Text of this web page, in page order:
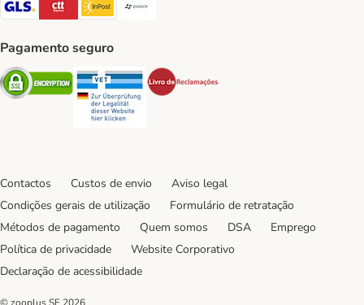
Pagamento seguro
Security Security
Contactos Custos de envio
Aviso legal
Condições gerais de utilização
Formulário de retratação
Métodos de pagamento
Quem somos DSA
Emprego
Política de privacidade
Website Corporativo
Declaração de acessibilidade